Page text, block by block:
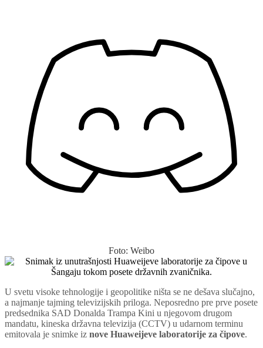
Foto: Weibo
U svetu visoke tehnologije i geopolitike ništa se ne dešava slučajno,
a najmanje tajming televizijskih priloga. Neposredno pre prve posete
predsednika SAD Donalda Trampa Kini u njegovom drugom
mandatu, kineska državna televizija (CCTV) u udarnom terminu
emitovala je snimke iz nove Huaweijeve laboratorije za čipove.